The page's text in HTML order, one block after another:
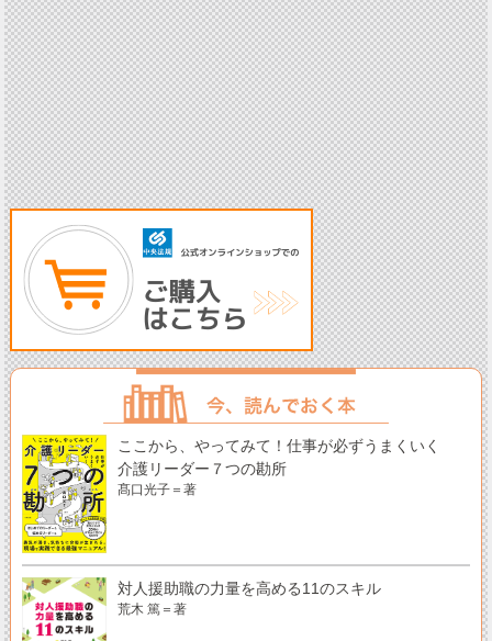
ここから、やってみて！仕事が必ずうまくいく
介護リーダー７つの勘所
髙口光子＝著
対人援助職の力量を高める11のスキル
荒木 篤＝著